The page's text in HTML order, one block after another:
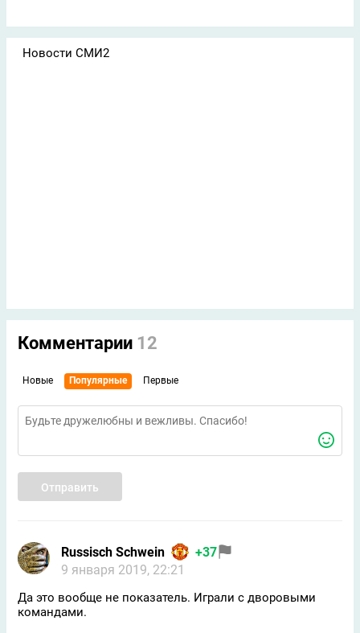
Новости СМИ2
Комментарии 12
Новые Популярные Первые
Отправить
Russisch Schwein
+37
9 января 2019, 22:21
Да это вообще не показатель. Играли с дворовыми
командами.